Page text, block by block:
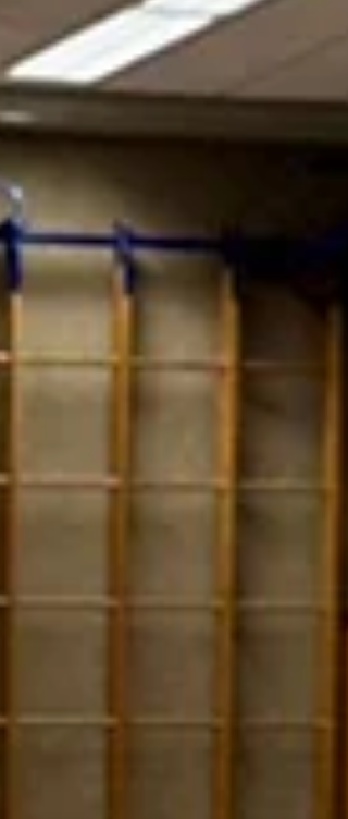
Wiesbaden 1922 e.V. sowie dem TV Biebesheim
1895 e.V.. In einem hochklassigen Teilnehmerfeld
mit neun Landesverbänd